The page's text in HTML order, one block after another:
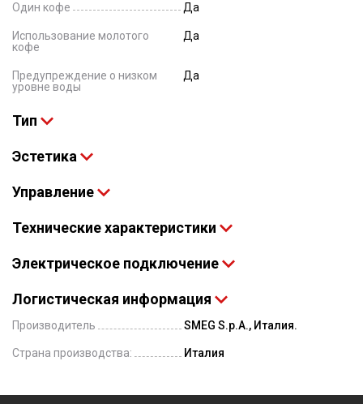
Один кофе Да
Использование молотого
кофе
Да
Предупреждение о низком
уровне воды
Да
Тип
Эстетика
Управление
Технические характеристики
Электрическое подключение
Логистическая информация
Производитель SMEG S.p.A., Италия.
Страна производства: Италия